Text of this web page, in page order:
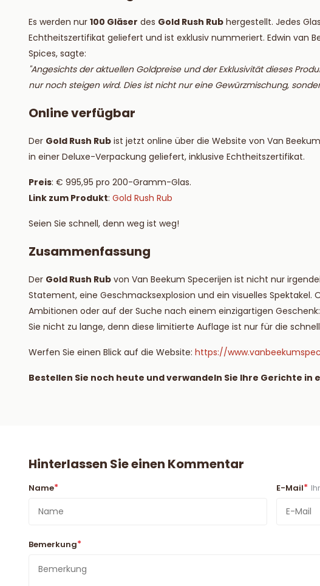
Es werden nur 100 Gläser des Gold Rush Rub hergestellt. Jedes
Echtheitszertifikat geliefert und ist exklusiv nummeriert. Edwin van
Spices, sagte:
"Angesichts der aktuellen Goldpreise und der Exklusivität dieses
nur noch steigen wird. Dies ist nicht nur eine Gewürzmischung,
Online verfügbar
Der Gold Rush Rub ist jetzt online über die Website von Van
in einer Deluxe-Verpackung geliefert, inklusive Echtheitszertifikat.
Preis: € 995,95 pro 200-Gramm-Glas.
Link zum Produkt: Gold Rush Rub
Seien Sie schnell, denn weg ist weg!
Zusammenfassung
Der Gold Rush Rub von Van Beekum Specerijen ist nicht nur
Statement, eine Geschmacksexplosion und ein visuelles Spektakel.
Ambitionen oder auf der Suche nach einem einzigartigen
Sie nicht zu lange, denn diese limitierte Auflage ist nur für die
Werfen Sie einen Blick auf die Website: https://
Bestellen Sie noch heute und verwandeln Sie Ihre Gerichte in
Hinterlassen Sie einen Kommentar
Name* E-Mail*
Bemerkung*